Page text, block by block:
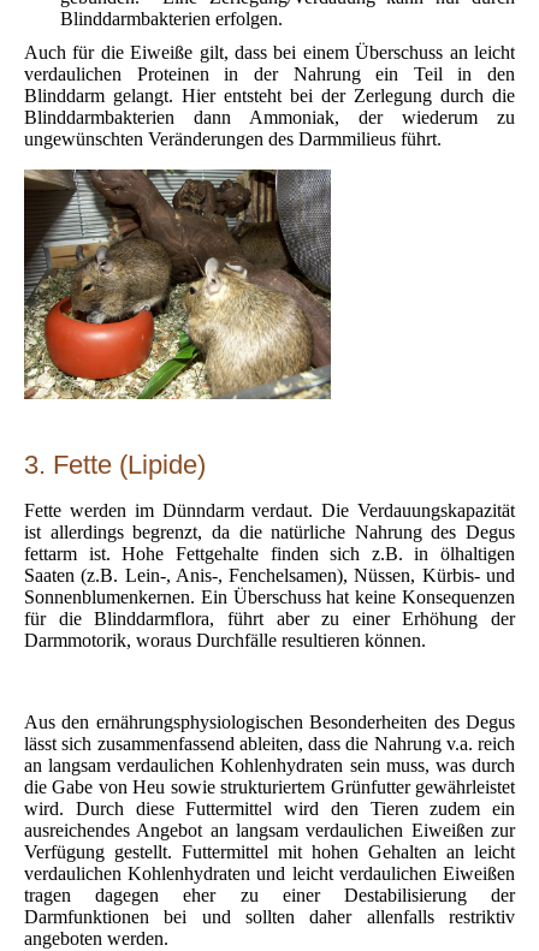
Blinddarmbakterien erfolgen.
Auch für die Eiweiße gilt, dass bei einem Überschuss an leicht
verdaulichen Proteinen in der Nahrung ein Teil in den
Blinddarm gelangt. Hier entsteht bei der Zerlegung durch die
Blinddarmbakterien dann Ammoniak, der wiederum zu
ungewünschten Veränderungen des Darmmilieus führt.
3. Fette (Lipide)
Fette werden im Dünndarm verdaut. Die Verdauungskapazität
ist allerdings begrenzt, da die natürliche Nahrung des Degus
fettarm ist. Hohe Fettgehalte finden sich z.B. in ölhaltigen
Saaten (z.B. Lein-, Anis-, Fenchelsamen), Nüssen, Kürbis- und
Sonnenblumenkernen. Ein Überschuss hat keine Konsequenzen
für die Blinddarmflora, führt aber zu einer Erhöhung der
Darmmotorik, woraus Durchfälle resultieren können.
Aus den ernährungsphysiologischen Besonderheiten des Degus
lässt sich zusammenfassend ableiten, dass die Nahrung v.a. reich
an langsam verdaulichen Kohlenhydraten sein muss, was durch
die Gabe von Heu sowie strukturiertem Grünfutter gewährleistet
wird. Durch diese Futtermittel wird den Tieren zudem ein
ausreichendes Angebot an langsam verdaulichen Eiweißen zur
Verfügung gestellt. Futtermittel mit hohen Gehalten an leicht
verdaulichen Kohlenhydraten und leicht verdaulichen Eiweißen
tragen dagegen eher zu einer Destabilisierung der
Darmfunktionen bei und sollten daher allenfalls restriktiv
angeboten werden.